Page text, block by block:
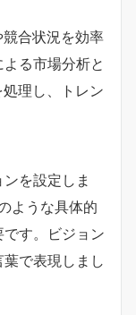
合状況を効率
る市場分析と
理し、トレン
を設定しま
ような具体的
す。ビジョン
で表現しまし